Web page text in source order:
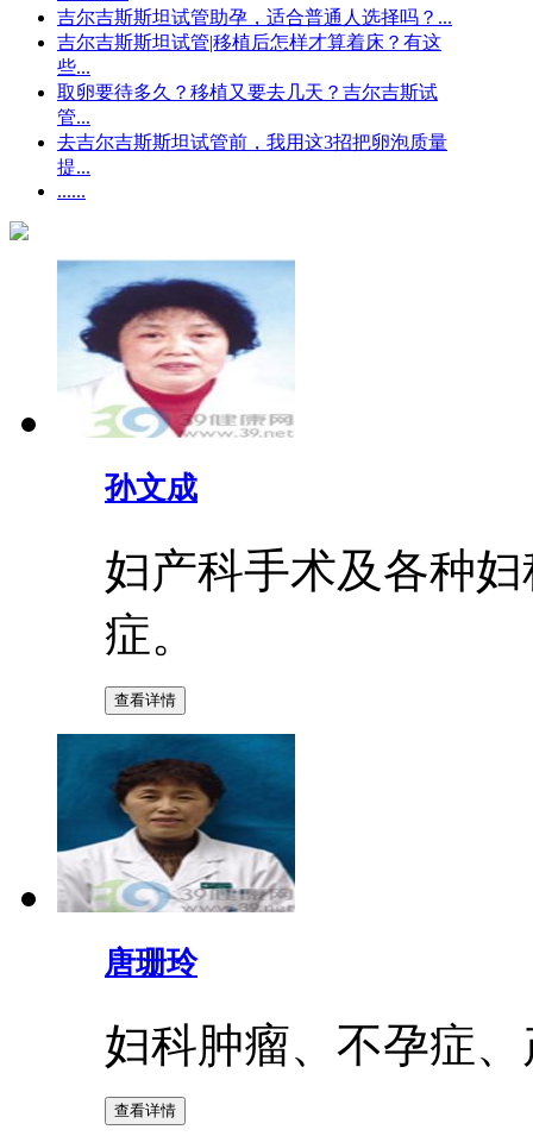
吉尔吉斯斯坦试管助孕，适合普通人选择吗？...
吉尔吉斯斯坦试管|移植后怎样才算着床？有这
些...
取卵要待多久？移植又要去几天？吉尔吉斯试
管...
去吉尔吉斯斯坦试管前，我用这3招把卵泡质量
提...
......
孙文成
妇产科手术及各种
症。
唐珊玲
妇科肿瘤、不孕症